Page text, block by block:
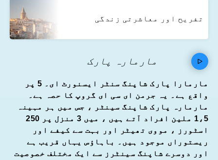
تفریح اور معاشرتی زندگی
مارمارہ پارک
مارمارا پارک شاپنگ سنٹر ایسنورٹ ای۔ 5 پر
واقع ہے۔ یہ جرمن ای سی ای گروپ کا حصہ ہے۔
مارمارہ پارک شاپنگ سینٹر ، جس میں ہر مہینہ
1،5 ملین افراد آتے ہیں ، میں 3 منزل پر 250
اسٹورز ، مووی تھیٹر اور بہت سے کیفے اور
ریستوراں موجود ہیں۔ باہاؤس یہاں قریب ہے
اور دوسرے شاپنگ سینٹرز سے ایک مختلف خصوصیت